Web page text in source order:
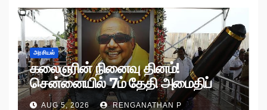
அரசியல்
கலைஞரின் நினைவு தினம்!
சென்னையில் 7ம் தேதி அமைதிப்
பேரணி!
AUG 5, 2026 RENGANATHAN P